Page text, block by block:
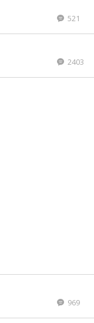
521
2403
969